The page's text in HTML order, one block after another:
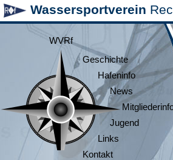
Wassersportverein
WVRf
Geschichte
Hafeninfo
News
Jugend
Links
Kontakt